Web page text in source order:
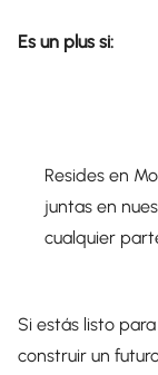
Es un plus si:
Resides en
juntas en
cualquier
Si estás listo
construir un